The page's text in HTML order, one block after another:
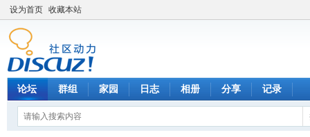
设为首页 收藏本站
论坛 群组 家园 日志 相册 分享 记录